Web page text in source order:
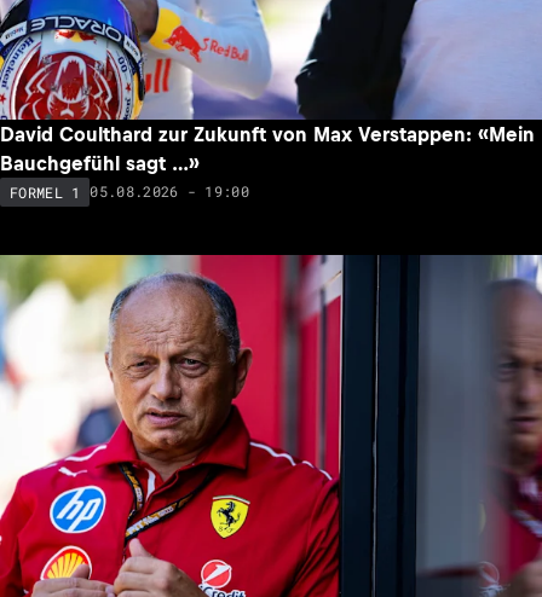
David Coulthard zur Zukunft von Max Verstappen: «Mein
Bauchgefühl sagt …»
FORMEL 1 05.08.2026 - 19:00